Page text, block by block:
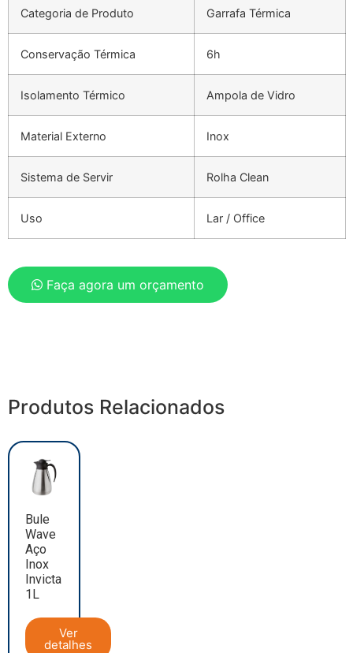
Categoria de Produto Garrafa Térmica
Conservação Térmica 6h
Isolamento Térmico Ampola de Vidro
Material Externo Inox
Sistema de Servir Rolha Clean
Uso Lar / Office
Faça agora um orçamento
Produtos Relacionados
Bule
Wave
Aço
Inox
Invicta
1L
Ver
detalhes